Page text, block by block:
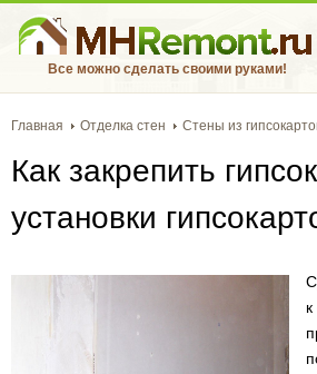
Все можно сделать своими руками!
Главная Отделка стен Стены из
Как закрепить
установки